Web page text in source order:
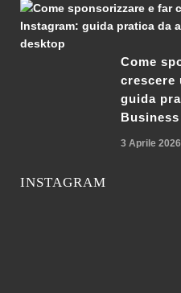
Come
crescere
guida
3 Aprile 2026
INSTAGRAM